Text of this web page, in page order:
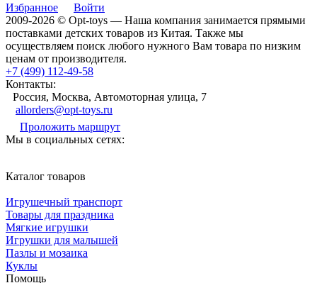
Избранное
Войти
2009-2026 © Opt-toys — Наша компания занимается прямыми
поставками детских товаров из Китая. Также мы
осуществляем поиск любого нужного Вам товара по низким
ценам от производителя.
+7 (499) 112-49-58
Контакты:
Россия, Москва, Автомоторная улица, 7
allorders@opt-toys.ru
Проложить маршрут
Мы в социальных сетях:
Каталог товаров
Игрушечный транспорт
Товары для праздника
Мягкие игрушки
Игрушки для малышей
Пазлы и мозаика
Куклы
Помощь